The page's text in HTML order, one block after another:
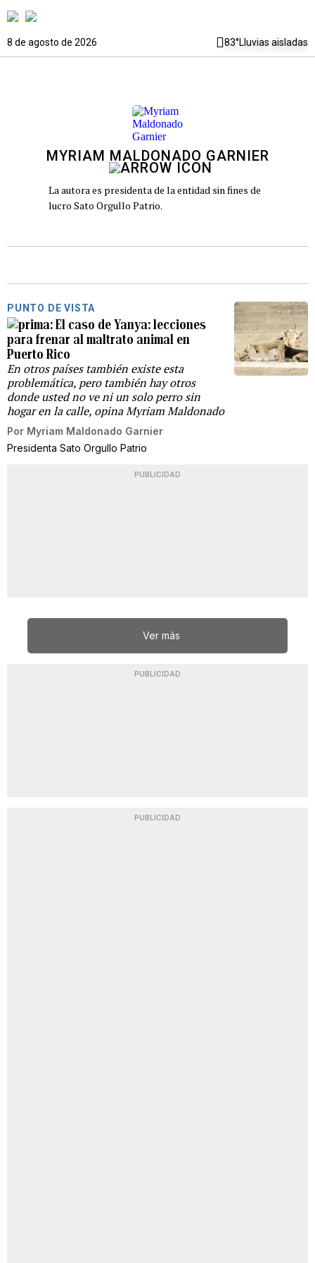
8 de agosto de 2026 83°Lluvias aisladas
MYRIAM MALDONADO GARNIER
La autora es presidenta de la entidad sin fines de
lucro Sato Orgullo Patrio.
PUNTO DE VISTA
El caso de Yanya: lecciones
para frenar al maltrato animal en
Puerto Rico
En otros países también existe esta
problemática, pero también hay otros
donde usted no ve ni un solo perro sin
hogar en la calle, opina Myriam Maldonado
Por Myriam Maldonado Garnier
Presidenta Sato Orgullo Patrio
PUBLICIDAD
Ver más
PUBLICIDAD
PUBLICIDAD